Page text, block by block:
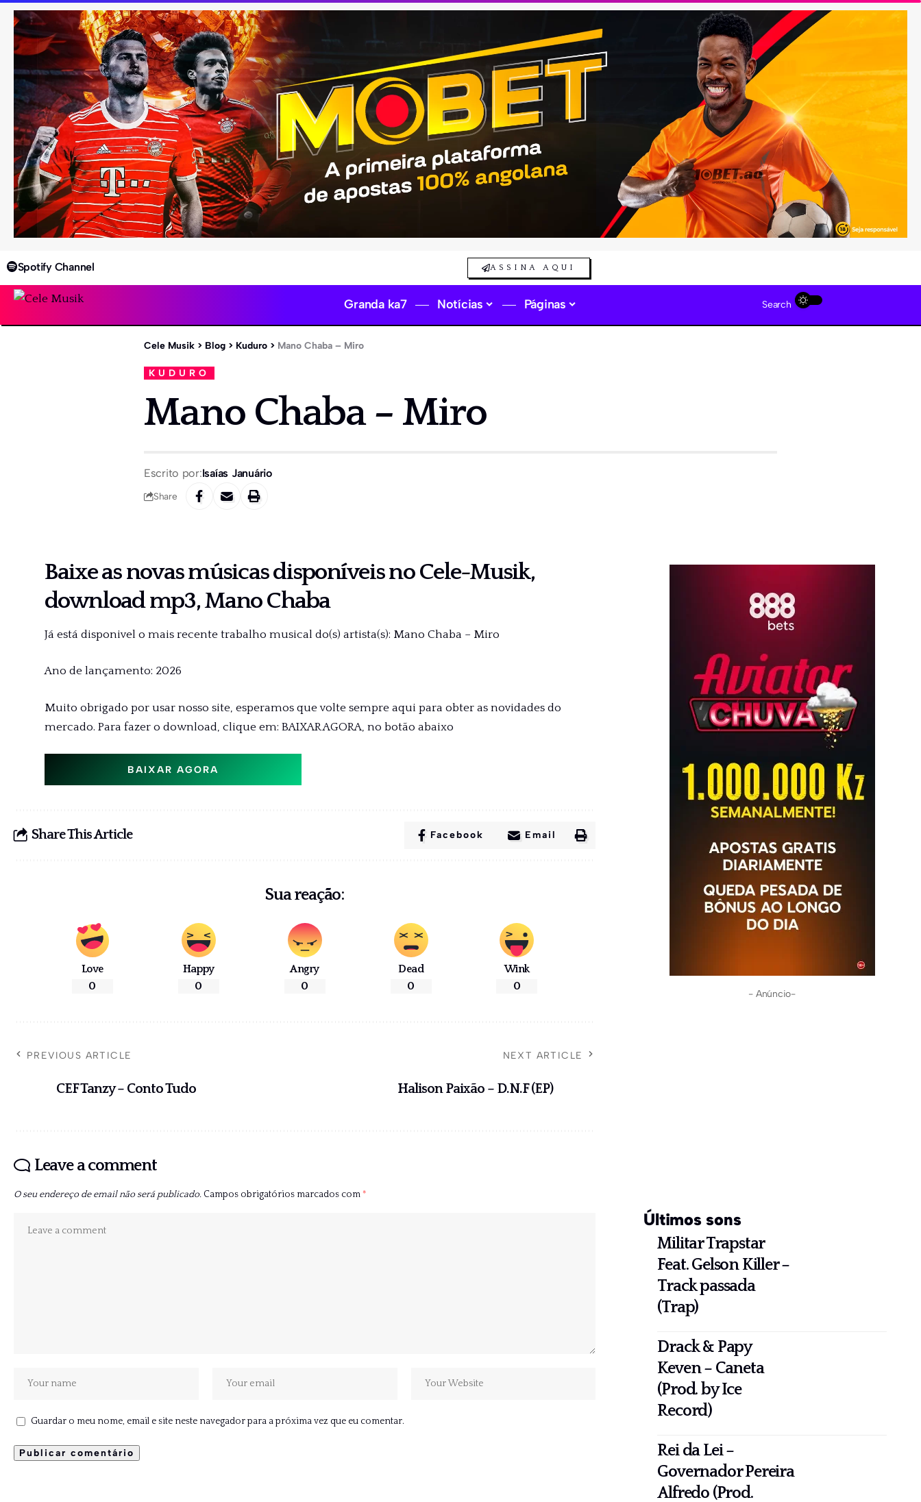
Spotify Channel ASSINA AQUI
Granda ka7 Notícias Páginas Search
Cele Musik > Blog > Kuduro > Mano Chaba – Miro
KUDURO
Mano Chaba – Miro
Escrito por:Isaías Januário
Share
Baixe as novas músicas disponíveis no Cele-Musik,
download mp3, Mano Chaba
Já está disponivel o mais recente trabalho musical do(s) artista(s): Mano Chaba – Miro
Ano de lançamento: 2026
Muito obrigado por usar nosso site, esperamos que volte sempre aqui para obter as novidades do
mercado. Para fazer o download, clique em: BAIXAR AGORA, no botão abaixo
BAIXAR AGORA
Share This Article Facebook Email
Sua reação:
Love
0
Happy
0
Angry
0
Dead
0
Wink
0
PREVIOUS ARTICLE
CEF Tanzy – Conto Tudo
NEXT ARTICLE
Halison Paixão – D.N.F (EP)
Leave a comment
O seu endereço de email não será publicado. Campos obrigatórios marcados com*
Guardar o meu nome, email e site neste navegador para a próxima vez que eu comentar.
- Anúncio-
Últimos sons
Militar Trapstar
Feat. Gelson Killer –
Track passada
(Trap)
Drack & Papy
Keven – Caneta
(Prod. by Ice
Record)
Rei da Lei –
Governador Pereira
Alfredo (Prod.